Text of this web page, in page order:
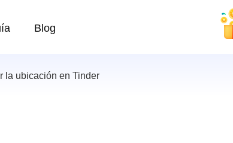
Blog
la ubicación en Tinder